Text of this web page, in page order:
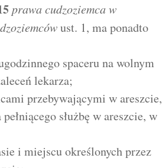
prawa cudzoziemca w
ust. 1, ma ponadto
spaceru na wolnym
lekarza;
przebywającymi w areszcie,
służbę w areszcie, w
i miejscu określonych przez